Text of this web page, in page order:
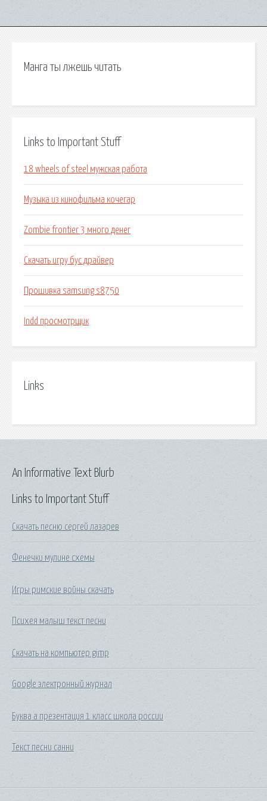
Манга ты лжешь читать
Links to Important Stuff
18 wheels of steel мужская работа
Музыка из кинофильма кочегар
Zombie frontier 3 много денег
Скачать игру бус драйвер
Прошивка samsung s8750
Indd просмотрщик
Links
Links to Important Stuff
Скачать песню сергей лазарев
Фенечки мулине схемы
Игры римские войны скачать
Психея малыш текст песни
Скачать на компьютер gimp
Google электронный журнал
Буква а презентация 1 класс школа россии
Текст песни санни
An Informative Text Blurb